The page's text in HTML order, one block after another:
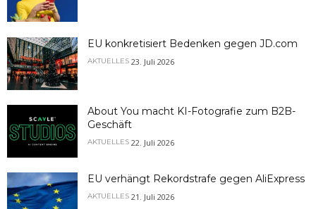
EU konkretisiert Bedenken gegen JD.com
AKTUELLES 23. Juli 2026
About You macht KI-Fotografie zum B2B-
Geschäft
AKTUELLES 22. Juli 2026
EU verhängt Rekordstrafe gegen AliExpress
AKTUELLES 21. Juli 2026